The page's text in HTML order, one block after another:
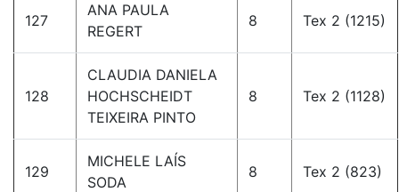
127
ANA PAULA
REGERT
8 Tex 2 (1215)
128
CLAUDIA DANIELA
HOCHSCHEIDT
TEIXEIRA PINTO
8 Tex 2 (1128)
129
MICHELE LAÍS
SODA
8 Tex 2 (823)